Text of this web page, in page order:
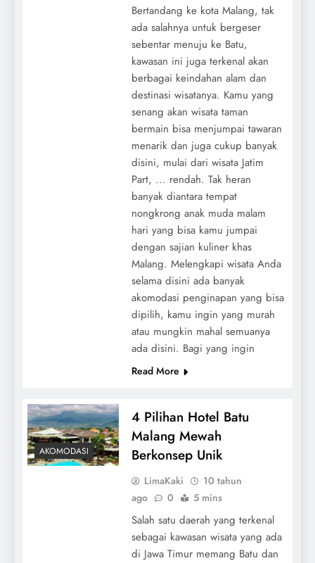
Bertandang ke kota Malang, tak
ada salahnya untuk bergeser
sebentar menuju ke Batu,
kawasan ini juga terkenal akan
berbagai keindahan alam dan
destinasi wisatanya. Kamu yang
senang akan wisata taman
bermain bisa menjumpai tawaran
menarik dan juga cukup banyak
disini, mulai dari wisata Jatim
Part, ... rendah. Tak heran
banyak diantara tempat
nongkrong anak muda malam
hari yang bisa kamu jumpai
dengan sajian kuliner khas
Malang. Melengkapi wisata Anda
selama disini ada banyak
akomodasi penginapan yang bisa
dipilih, kamu ingin yang murah
atau mungkin mahal semuanya
ada disini. Bagi yang ingin
Read More
AKOMODASI
4 Pilihan Hotel Batu
Malang Mewah
Berkonsep Unik
LimaKaki
10 tahun
ago
0 5 mins
Salah satu daerah yang terkenal
sebagai kawasan wisata yang ada
di Jawa Timur memang Batu dan